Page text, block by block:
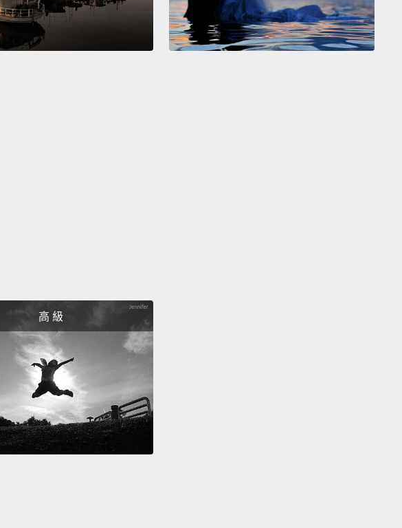
Secondly, you'll almost never find a semicolon willingly
stationed before coordinating conjunctions: the words
one tiny dot and squiggle that's just waiting to be put in
the right place.
最後，這個被低估的標點符號可以為寫作帶來明確性、力度還
有風格－－全部包含在一個等著被擺到適合位置的小點點和彎
線裡。
高 級